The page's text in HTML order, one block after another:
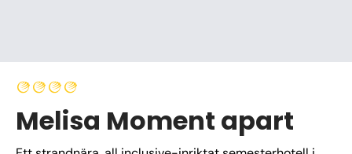
Melisa Moment apart